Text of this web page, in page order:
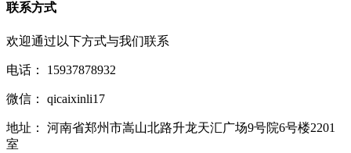
联系方式
欢迎通过以下方式与我们联系
电话： 15937878932
微信： qicaixinli17
地址：
河南省郑州市嵩山北路升龙天汇广场9号院6号楼2201
室